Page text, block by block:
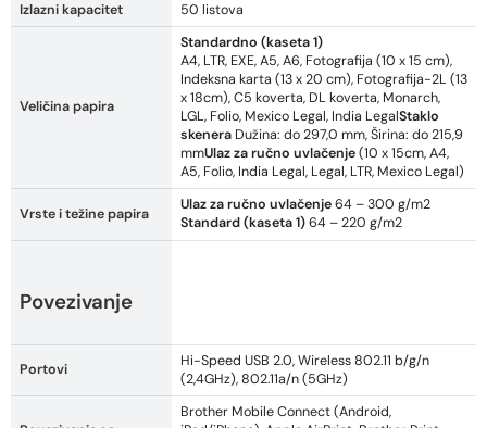
Izlazni kapacitet
50 listova
Veličina papira
Standardno (kaseta 1)
A4, LTR, EXE, A5, A6, Fotografija (10 x 15 cm),
Indeksna karta (13 x 20 cm), Fotografija-2L (13
x 18cm), C5 koverta, DL koverta, Monarch,
LGL, Folio, Mexico Legal, India LegalStaklo
skenera Dužina: do 297,0 mm, Širina: do 215,9
mmUlaz za ručno uvlačenje(10 x 15cm, A4,
A5, Folio, India Legal, Legal, LTR, Mexico Legal)
Vrste i težine papira
Ulaz za ručno uvlačenje64 – 300 g/m2
Standard (kaseta 1)64 – 220 g/m2
Povezivanje
Portovi
Hi-Speed USB 2.0, Wireless 802.11 b/g/n
(2,4GHz), 802.11a/n (5GHz)
Brother Mobile Connect (Android,